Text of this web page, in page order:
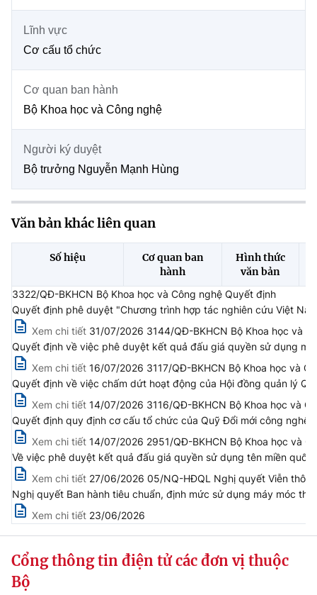
Vietnamese
BỘ KHOA HỌC VÀ CÔNG NGHỆ
Điều khoản sử dụng
Cơ quan chủ quản: Bộ Khoa học và Công nghệ (MST)
Giám đốc Trung tâm Truyền thông Khoa học và Công nghệ.
Địa chỉ: Ban Biên tập Cổng TTĐT - 18 Nguyễn Du, TP. Hà Nội
Email:stc@mst.gov.vn
©2026 Bản quyền thuộc Bộ Khoa Học và Công Nghệ
(Ghi rõ nguồn "https://mst.gov.vn" khi phát hành lại thông tin từ
website này)
Lĩnh vực
Cơ cấu tổ chức
Cơ quan ban hành
Bộ Khoa học và Công nghệ
Người ký duyệt
Bộ trưởng Nguyễn Mạnh Hùng
Văn bản khác liên quan
Số hiệu
Cơ quan ban
hành
Hình thức
văn bản
3322/QĐ-BKHCN Bộ Khoa học và Công nghệ Quyết định
Quyết định phê duyệt "Chương trình hợp tác nghiên cứu Việt
Xem chi tiết 31/07/2026 3144/QĐ-BKHCN Bộ Khoa học và
Quyết định về việc phê duyệt kết quả đấu giá quyền sử dụng
Xem chi tiết 16/07/2026 3117/QĐ-BKHCN Bộ Khoa học và
Quyết định về việc chấm dứt hoạt động của Hội đồng quản lý
Xem chi tiết 14/07/2026 3116/QĐ-BKHCN Bộ Khoa học và
Quyết định quy định cơ cấu tổ chức của Quỹ Đổi mới công nghệ
Xem chi tiết 14/07/2026 2951/QĐ-BKHCN Bộ Khoa học và
Về việc phê duyệt kết quả đấu giá quyền sử dụng tên miền quốc
Xem chi tiết 27/06/2026 05/NQ-HĐQL Nghị quyết Viễn
Nghị quyết Ban hành tiêu chuẩn, định mức sử dụng máy móc
Xem chi tiết 23/06/2026
Cổng thông tin điện tử các đơn vị thuộc
Bộ